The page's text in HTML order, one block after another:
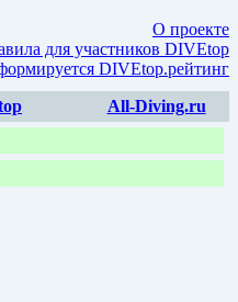
О проекте
для участников DIVEtop
DIVEtop.рейтинг
All-Diving.ru